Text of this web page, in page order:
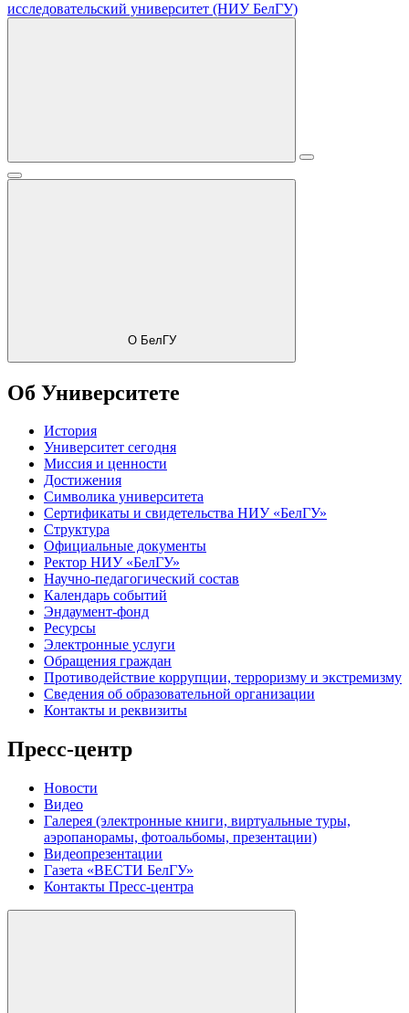
О БелГУ
Об Университете
История
Университет сегодня
Миссия и ценности
Достижения
Символика университета
Сертификаты и свидетельства НИУ «БелГУ»
Структура
Официальные документы
Ректор НИУ «БелГУ»
Научно-педагогический состав
Календарь событий
Эндаумент-фонд
Ресурсы
Электронные услуги
Обращения граждан
Противодействие коррупции, терроризму и экстремизму
Сведения об образовательной организации
Контакты и реквизиты
Пресс-центр
Новости
Видео
Галерея (электронные книги, виртуальные туры,
аэропанорамы, фотоальбомы, презентации)
Видеопрезентации
Газета «ВЕСТИ БелГУ»
Контакты Пресс-центра